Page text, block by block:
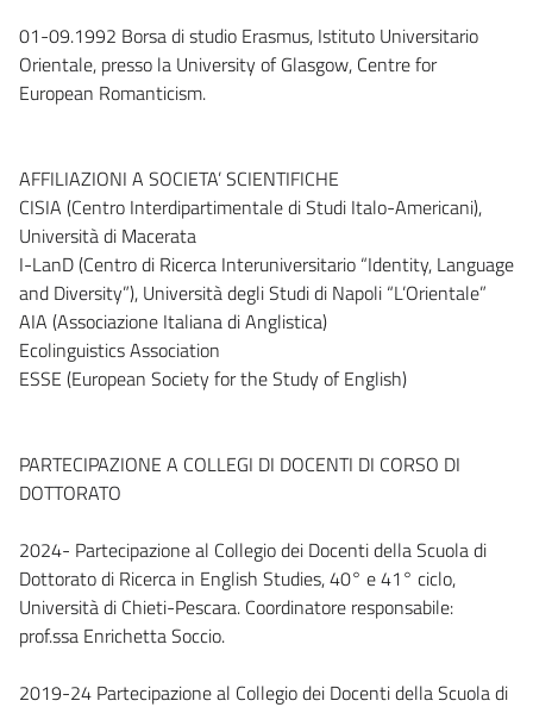
01-09.1992 Borsa di studio Erasmus, Istituto Universitario
Orientale, presso la University of Glasgow, Centre for
European Romanticism.
AFFILIAZIONI A SOCIETA’ SCIENTIFICHE
CISIA (Centro Interdipartimentale di Studi Italo-Americani),
Università di Macerata
I-LanD (Centro di Ricerca Interuniversitario “Identity, Language
and Diversity”), Università degli Studi di Napoli “L’Orientale”
AIA (Associazione Italiana di Anglistica)
Ecolinguistics Association
ESSE (European Society for the Study of English)
PARTECIPAZIONE A COLLEGI DI DOCENTI DI CORSO DI
DOTTORATO
2024- Partecipazione al Collegio dei Docenti della Scuola di
Dottorato di Ricerca in English Studies, 40° e 41° ciclo,
Università di Chieti-Pescara. Coordinatore responsabile:
prof.ssa Enrichetta Soccio.
2019-24 Partecipazione al Collegio dei Docenti della Scuola di